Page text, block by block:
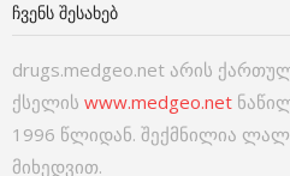
ᲩᲕᲔᲜᲡ ᲨᲔᲡᲐᲮᲔᲑ
drugs.medgeo.net არის
ქსელის www.medgeo.net
1996 წლიდან. შექმნილია
მიხედვით.